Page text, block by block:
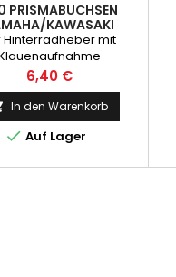
PRISMABUCHSEN
KAWASAKI
Hinterradheber mit
Preis
6,40 €
In den Warenkorb
 Auf Lager